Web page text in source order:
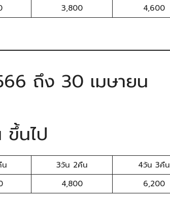
3,800 4,600
ถึง 30 เมษายน
นไป
น 3วัน 2คืน
4วัน 3คืน
4,800 6,200